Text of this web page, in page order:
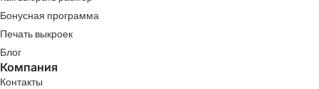
Бонусная программа
Печать выкроек
Блог
Компания
Контакты